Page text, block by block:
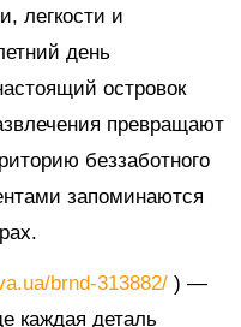
легкости и
день
островок
превращают
беззаботного
запоминаются
brnd-313882/ ) —
каждая деталь